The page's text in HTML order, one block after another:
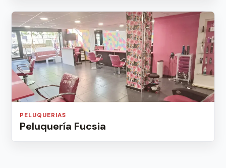
PELUQUERIAS
Peluquería Fucsia